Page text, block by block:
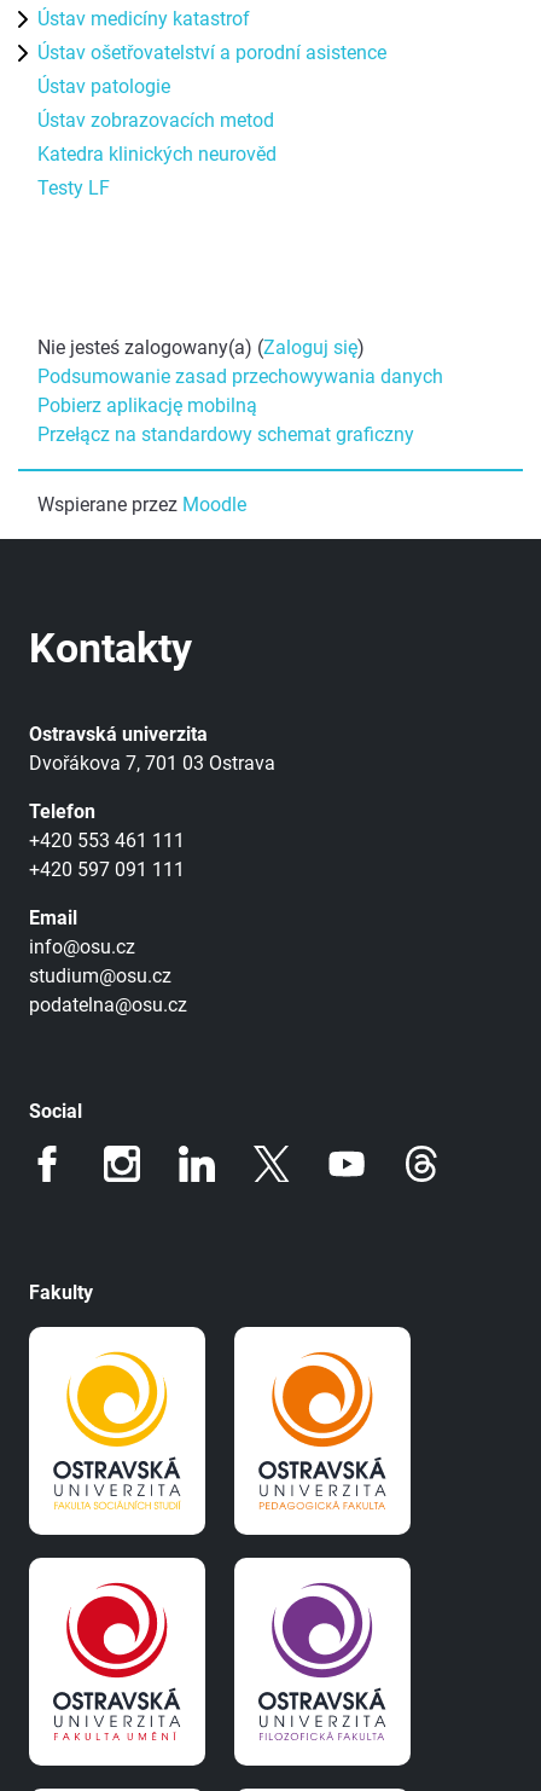
Ústav medicíny katastrof
Ústav ošetřovatelství a porodní asistence
Ústav patologie
Ústav zobrazovacích metod
Katedra klinických neurověd
Testy LF
Nie jesteś zalogowany(a) (Zaloguj się)
Podsumowanie zasad przechowywania danych
Pobierz aplikację mobilną
Przełącz na standardowy schemat graficzny
Wspierane przez Moodle
Kontakty
Ostravská univerzita
Dvořákova 7, 701 03 Ostrava
Telefon
+420 553 461 111
+420 597 091 111
Email
info@osu.cz
studium@osu.cz
podatelna@osu.cz
Social
Fakulty